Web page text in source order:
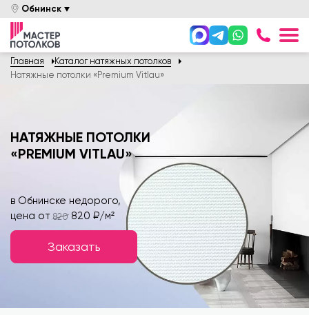
Обнинск
Онлайн оплата
Каталог
Услуги
Акции
Покупателям
+7
Главная
Каталог натяжных потолков
Натяжные потолки «Premium Vitlau»
НАТЯЖНЫЕ ПОТОЛКИ
«PREMIUM VITLAU»
в Обнинске недорого,
цена от820820 ₽/м²
Заказать